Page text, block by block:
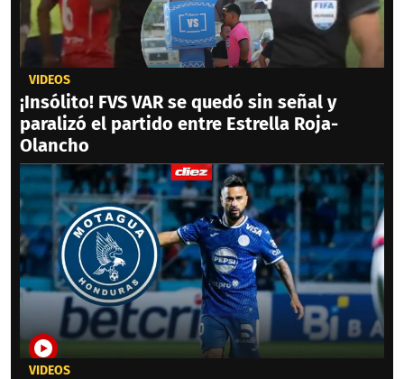
VIDEOS
¡Insólito! FVS VAR se quedó sin señal y
paralizó el partido entre Estrella Roja-
Olancho
VIDEOS